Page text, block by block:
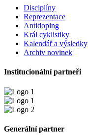
Disciplíny
Reprezentace
Antidoping
Král cyklistiky
Kalendář a výsledky
Archiv novinek
Institucionální partneři
Generální partner